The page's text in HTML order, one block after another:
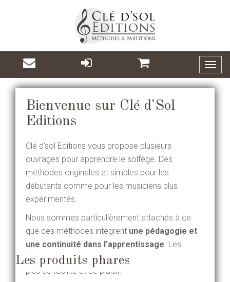
Toggle
Bienvenue sur Clé d'Sol
Editions
Clé d'sol Editions vous propose plusieurs
ouvrages pour apprendre le solfège. Des
méthodes originales et simples pour les
débutants comme pour les musiciens plus
expérimentés.
Nous sommes particulièrement attachés à ce
que ces méthodes intègrent une pédagogie et
une continuité dans l’apprentissage. Les
enfants découvriront le solfège avec beaucoup
plus de facilité et de plaisir.
Les produits phares